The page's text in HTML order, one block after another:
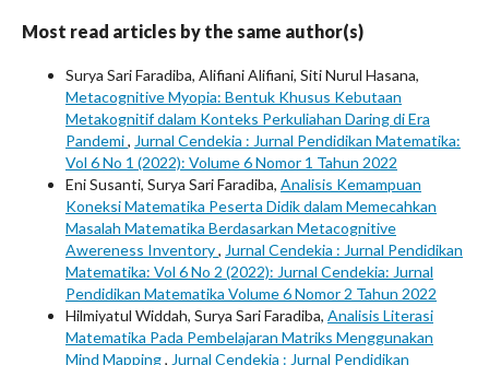
Most read articles by the same author(s)
Surya Sari Faradiba, Alifiani Alifiani, Siti Nurul Hasana,
Metacognitive Myopia: Bentuk Khusus Kebutaan
Metakognitif dalam Konteks Perkuliahan Daring di Era
Pandemi, Jurnal Cendekia : Jurnal Pendidikan Matematika:
Vol 6 No 1 (2022): Volume 6 Nomor 1 Tahun 2022
Eni Susanti, Surya Sari Faradiba, Analisis Kemampuan
Koneksi Matematika Peserta Didik dalam Memecahkan
Masalah Matematika Berdasarkan Metacognitive
Awereness Inventory, Jurnal Cendekia : Jurnal Pendidikan
Matematika: Vol 6 No 2 (2022): Jurnal Cendekia: Jurnal
Pendidikan Matematika Volume 6 Nomor 2 Tahun 2022
Hilmiyatul Widdah, Surya Sari Faradiba, Analisis Literasi
Matematika Pada Pembelajaran Matriks Menggunakan
Mind Mapping, Jurnal Cendekia : Jurnal Pendidikan